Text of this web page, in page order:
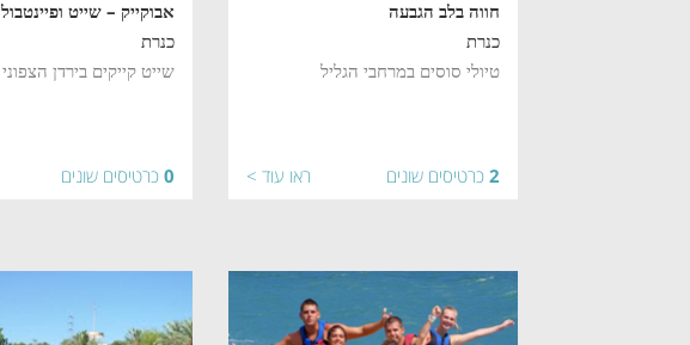
חווה בלב הגבעה
כנרת
טיולי סוסים במרחבי הגליל
2 כרטיסים שונים ראו עוד >
אבוקייק – שייט ופיינטבול
כנרת
שייט קייקים בירדן הצפוני
0 כרטיסים שונים